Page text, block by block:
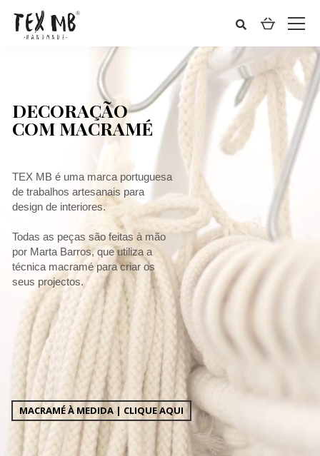
DECORAÇÃO
COM MACRAMÉ
TEX MB é uma marca portuguesa
de trabalhos artesanais para
design de interiores.
Todas as peças são feitas à mão
por Marta Barros, que utiliza a
técnica macramé para criar os
seus projectos.
MACRAMÉ À MEDIDA | CLIQUE AQUI